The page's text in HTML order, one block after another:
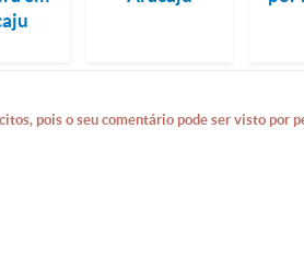
pois o seu comentário pode ser visto por